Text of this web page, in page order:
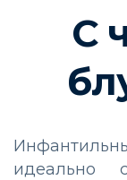
С
идеально